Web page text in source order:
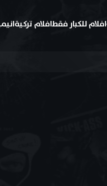
افلام للكبار فقطافلام تركية